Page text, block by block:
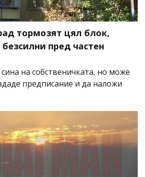
тормозят цял блок,
пред частен
на собственичката, но може
предписание и да наложи